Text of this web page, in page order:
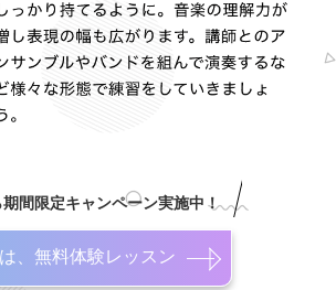
間限定キャンペーン実施中！
、無料体験レッスン